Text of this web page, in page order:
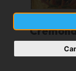
Chiesa di S.